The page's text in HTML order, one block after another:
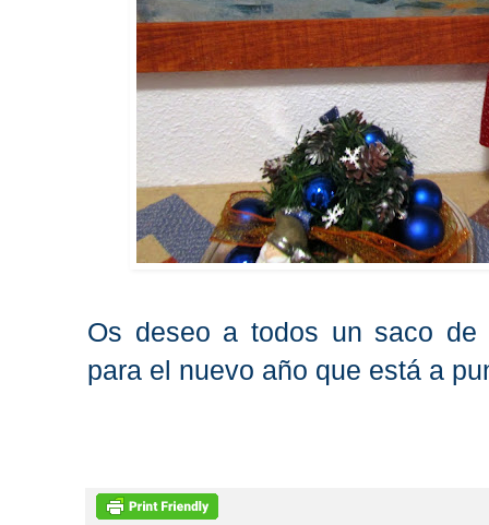
Os deseo a todos un saco de
para el nuevo año que está a